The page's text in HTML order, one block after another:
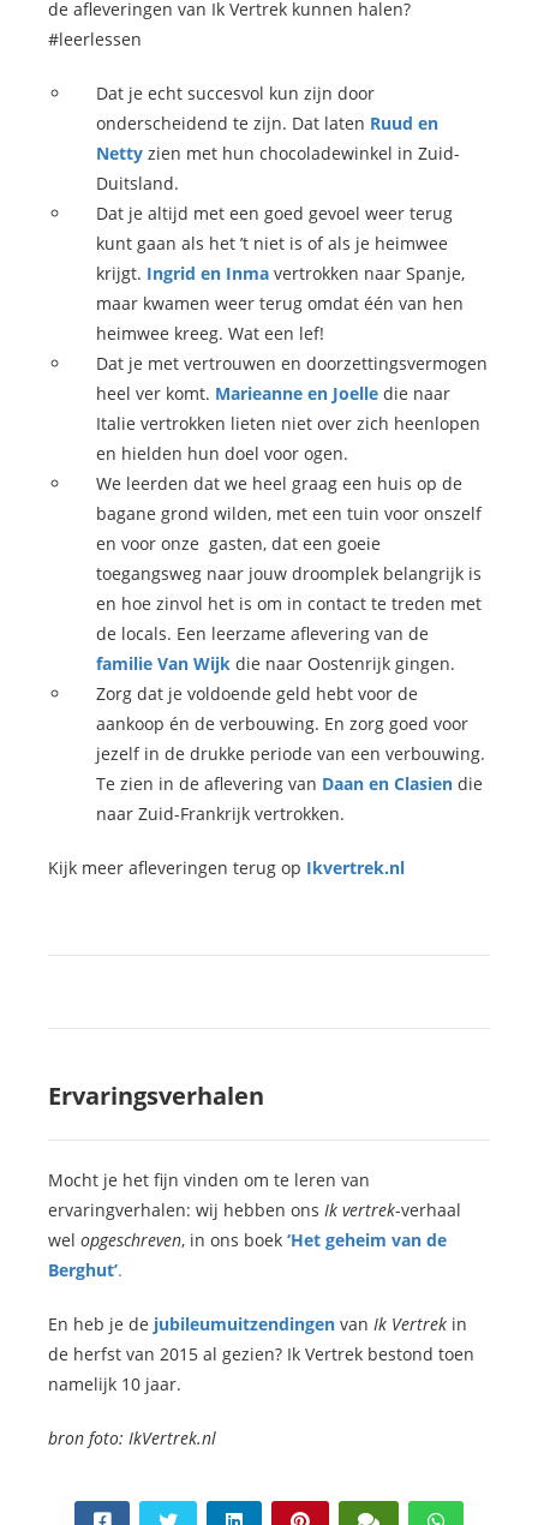
de afleveringen van Ik Vertrek kunnen halen?
#leerlessen
Dat je echt succesvol kun zijn door
onderscheidend te zijn. Dat laten Ruud en
Netty zien met hun chocoladewinkel in Zuid-
Duitsland.
Dat je altijd met een goed gevoel weer terug
kunt gaan als het ’t niet is of als je heimwee
krijgt. Ingrid en Inma vertrokken naar Spanje,
maar kwamen weer terug omdat één van hen
heimwee kreeg. Wat een lef!
Dat je met vertrouwen en doorzettingsvermogen
heel ver komt. Marieanne en Joelle die naar
Italie vertrokken lieten niet over zich heenlopen
en hielden hun doel voor ogen.
We leerden dat we heel graag een huis op de
bagane grond wilden, met een tuin voor onszelf
en voor onze gasten, dat een goeie
toegangsweg naar jouw droomplek belangrijk is
en hoe zinvol het is om in contact te treden met
de locals. Een leerzame aflevering van de
familie Van Wijk die naar Oostenrijk gingen.
Zorg dat je voldoende geld hebt voor de
aankoop én de verbouwing. En zorg goed voor
jezelf in de drukke periode van een verbouwing.
Te zien in de aflevering van Daan en Clasien die
naar Zuid-Frankrijk vertrokken.
Kijk meer afleveringen terug op Ikvertrek.nl
Ervaringsverhalen
Mocht je het fijn vinden om te leren van
ervaringverhalen: wij hebben ons Ik vertrek-verhaal
wel opgeschreven, in ons boek ‘Het geheim van de
Berghut’.
En heb je de jubileumuitzendingen van Ik Vertrek in
de herfst van 2015 al gezien? Ik Vertrek bestond toen
namelijk 10 jaar.
bron foto: IkVertrek.nl